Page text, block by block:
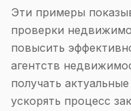
Эти примеры
проверки
повысить
агентств
получать
ускорять процесс